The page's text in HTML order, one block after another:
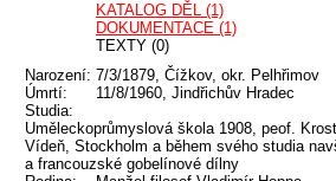
KATALOG DĚL (1)
DOKUMENTACE (1)
TEXTY (0)
Narození: 7/3/1879, Čížkov, okr. Pelhřimov
Úmrtí:
11/8/1960, Jindřichův Hradec
Studia:
Uměleckoprůmyslová škola 1908, peof.
Vídeň, Stockholm a během svého studia
a francouzské gobelínové dílny